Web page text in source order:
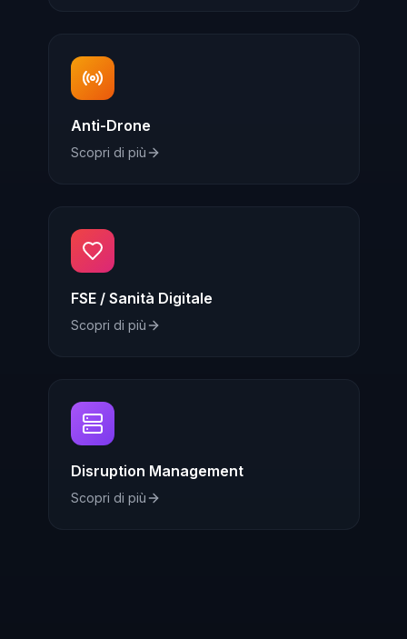
Anti-Drone
Scopri di più
FSE / Sanità Digitale
Scopri di più
Disruption Management
Scopri di più